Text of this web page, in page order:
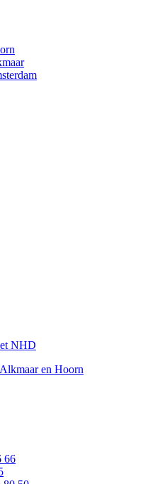
NHD
en Hoorn
66